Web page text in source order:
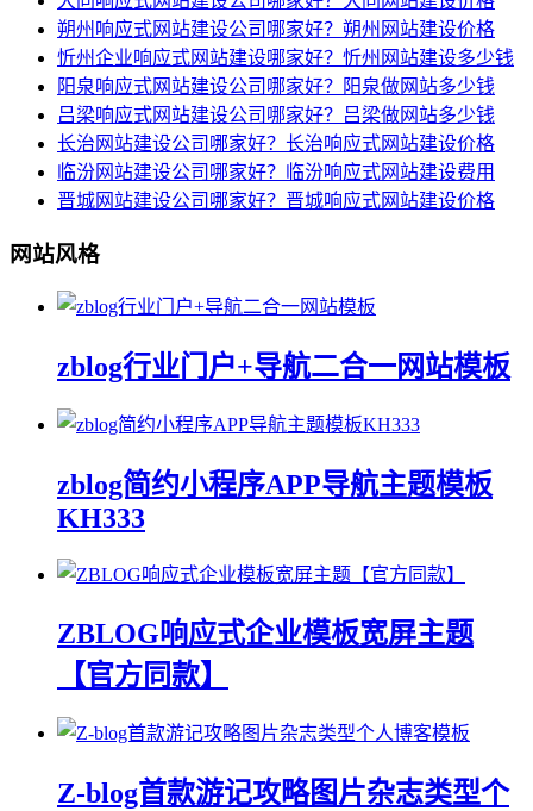
朔州响应式网站建设公司哪家好？朔州网站建设价格
忻州企业响应式网站建设哪家好？忻州网站建设多少钱
阳泉响应式网站建设公司哪家好？阳泉做网站多少钱
吕梁响应式网站建设公司哪家好？吕梁做网站多少钱
长治网站建设公司哪家好？长治响应式网站建设价格
临汾网站建设公司哪家好？临汾响应式网站建设费用
晋城网站建设公司哪家好？晋城响应式网站建设价格
网站风格
zblog行业门户+导航二合一网站模板
zblog简约小程序APP导航主题模板
KH333
ZBLOG响应式企业模板宽屏主题
【官方同款】
Z-blog首款游记攻略图片杂志类型个